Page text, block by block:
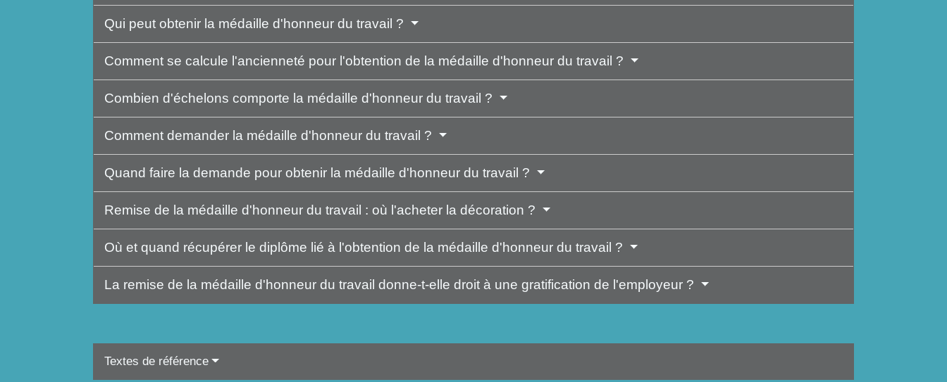
Qui peut obtenir la médaille d'honneur du travail ?
Comment se calcule l'ancienneté pour l'obtention de la médaille d'honneur du travail ?
Combien d'échelons comporte la médaille d'honneur du travail ?
Comment demander la médaille d'honneur du travail ?
Quand faire la demande pour obtenir la médaille d'honneur du travail ?
Remise de la médaille d'honneur du travail : où l'acheter la décoration ?
Où et quand récupérer le diplôme lié à l'obtention de la médaille d'honneur du travail ?
La remise de la médaille d'honneur du travail donne-t-elle droit à une gratification de l'employeur ?
Textes de référence